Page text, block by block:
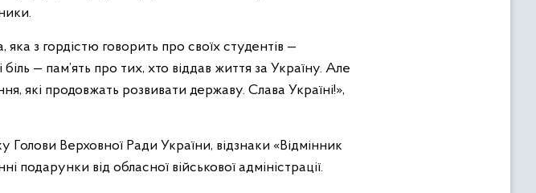
з гордістю говорить про своїх студентів —
— пам’ять про тих, хто віддав життя за Україну. Але
які продовжать розвивати державу. Слава Україні!»,
Верховної Ради України, відзнаки «Відмінник
подарунки від обласної військової адміністрації.